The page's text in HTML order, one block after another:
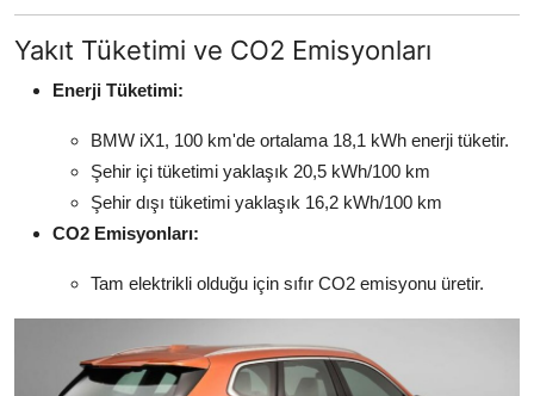
Yakıt Tüketimi ve CO2 Emisyonları
Enerji Tüketimi:
BMW iX1, 100 km'de ortalama 18,1 kWh enerji tüketir.
Şehir içi tüketimi yaklaşık 20,5 kWh/100 km
Şehir dışı tüketimi yaklaşık 16,2 kWh/100 km
CO2 Emisyonları:
Tam elektrikli olduğu için sıfır CO2 emisyonu üretir.